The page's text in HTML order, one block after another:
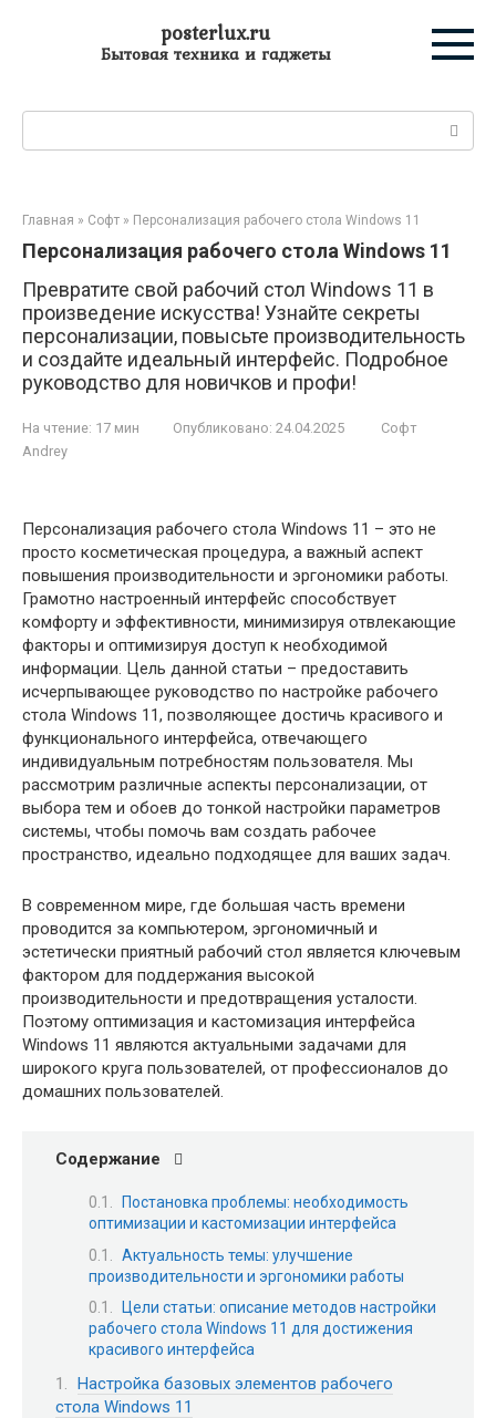
posterlux.ru
Бытовая техника и гаджеты
Главная » Софт » Персонализация рабочего стола Windows 11
Персонализация рабочего стола Windows 11
Превратите свой рабочий стол Windows 11 в
произведение искусства! Узнайте секреты
персонализации, повысьте производительность
и создайте идеальный интерфейс. Подробное
руководство для новичков и профи!
На чтение: 17 мин Опубликовано: 24.04.2025
Софт
Andrey
Персонализация рабочего стола Windows 11 – это не
просто косметическая процедура, а важный аспект
повышения производительности и эргономики работы.
Грамотно настроенный интерфейс способствует
комфорту и эффективности, минимизируя отвлекающие
факторы и оптимизируя доступ к необходимой
информации. Цель данной статьи – предоставить
исчерпывающее руководство по настройке рабочего
стола Windows 11, позволяющее достичь красивого и
функционального интерфейса, отвечающего
индивидуальным потребностям пользователя. Мы
рассмотрим различные аспекты персонализации, от
выбора тем и обоев до тонкой настройки параметров
системы, чтобы помочь вам создать рабочее
пространство, идеально подходящее для ваших задач.
В современном мире, где большая часть времени
проводится за компьютером, эргономичный и
эстетически приятный рабочий стол является ключевым
фактором для поддержания высокой
производительности и предотвращения усталости.
Поэтому оптимизация и кастомизация интерфейса
Windows 11 являются актуальными задачами для
широкого круга пользователей, от профессионалов до
домашних пользователей.
Содержание
Постановка проблемы: необходимость
оптимизации и кастомизации интерфейса
Актуальность темы: улучшение
производительности и эргономики работы
Цели статьи: описание методов настройки
рабочего стола Windows 11 для достижения
красивого интерфейса
Настройка базовых элементов рабочего
стола Windows 11